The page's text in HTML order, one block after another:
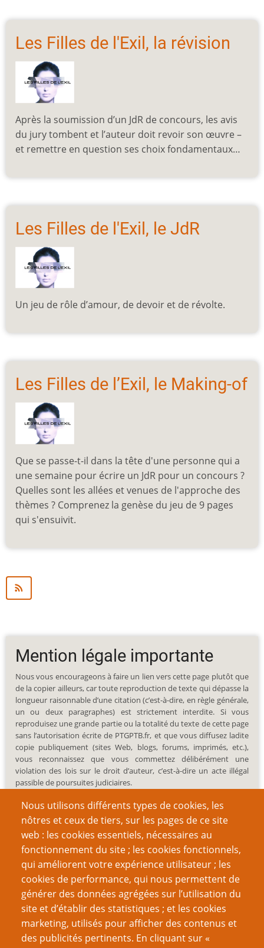
Les Filles de l'Exil, la révision
Après la soumission d’un JdR de concours, les avis
du jury tombent et l’auteur doit revoir son œuvre –
et remettre en question ses choix fondamentaux…
Les Filles de l'Exil, le JdR
Un jeu de rôle d’amour, de devoir et de révolte.
Les Filles de l’Exil, le Making-of
Que se passe-t-il dans la tête d'une personne qui a
une semaine pour écrire un JdR pour un concours ?
Quelles sont les allées et venues de l'approche des
thèmes ? Comprenez la genèse du jeu de 9 pages
qui s'ensuivit.
Nous utilisons différents types de cookies, les
nôtres et ceux de tiers, sur les pages de ce site
web : les cookies essentiels, nécessaires au
fonctionnement du site ; les cookies fonctionnels,
qui améliorent votre expérience utilisateur ; les
cookies de performance, qui nous permettent de
générer des données agrégées sur l’utilisation du
site et d’établir des statistiques ; et les cookies
marketing, utilisés pour afficher des contenus et
des publicités pertinents. En cliquant sur «
Mention légale importante
Nous vous encourageons à faire un lien vers cette page plutôt que
de la copier ailleurs, car toute reproduction de texte qui dépasse la
longueur raisonnable d’une citation (c’est-à-dire, en règle générale,
un ou deux paragraphes) est strictement interdite. Si vous
reproduisez une grande partie ou la totalité du texte de cette page
sans l’autorisation écrite de PTGPTB.fr, et que vous diffusez ladite
copie publiquement (sites Web, blogs, forums, imprimés, etc.),
vous reconnaissez que vous commettez délibérément une
violation des lois sur le droit d’auteur, c’est-à-dire un acte illégal
passible de poursuites judiciaires.
Recherche
Nom d'utilisateur